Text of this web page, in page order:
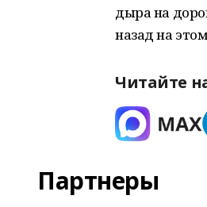
дыра на
назад на
Читайте
Партнеры